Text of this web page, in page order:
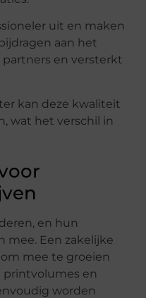
uit en maken
aan het
en versterkt
kan deze kwaliteit
wat het verschil in
en hun
mee. Een zakelijke
mee te groeien
printvolumes en
worden